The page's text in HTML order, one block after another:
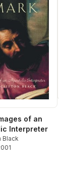
of an
Interpreter
Black